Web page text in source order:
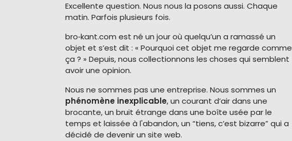
Excellente question. Nous nous la posons aussi. Chaque
matin. Parfois plusieurs fois.
bro‑kant.com est né un jour où quelqu’un a ramassé un
objet et s’est dit : « Pourquoi cet objet me regarde comme
ça ? » Depuis, nous collectionnons les choses qui semblent
avoir une opinion.
Nous ne sommes pas une entreprise. Nous sommes un
phénomène inexplicable, un courant d’air dans une
brocante, un bruit étrange dans une boîte usée par le
temps et laissée à l'abandon, un “tiens, c’est bizarre” qui a
décidé de devenir un site web.